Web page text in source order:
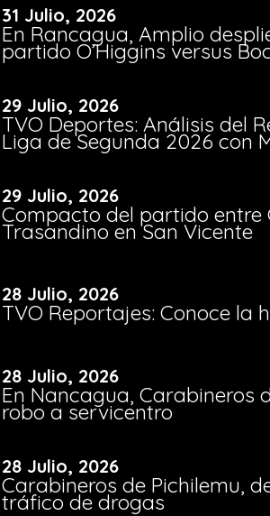
31 Julio, 2026
En Rancagua, Amplio
partido O’Higgins versus
29 Julio, 2026
TVO Deportes: Análisis del
Liga de Segunda 2026 con
29 Julio, 2026
Compacto del partido entre
Trasandino en San Vicente
28 Julio, 2026
TVO Reportajes: Conoce la
28 Julio, 2026
En Nancagua, Carabineros
robo a servicentro
28 Julio, 2026
Carabineros de Pichilemu,
tráfico de drogas